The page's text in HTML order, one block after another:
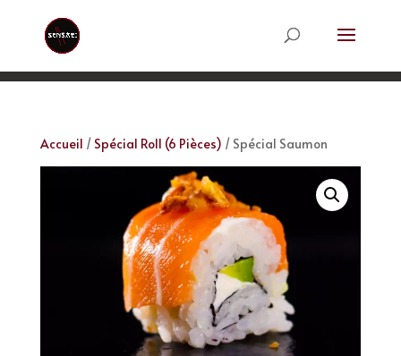
Accueil / Spécial Roll (6 Pièces) / Spécial Saumon